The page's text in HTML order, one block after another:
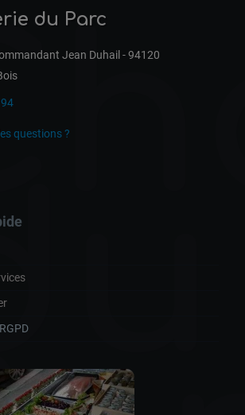
du Parc
Jean Duhail - 94120
questions ?